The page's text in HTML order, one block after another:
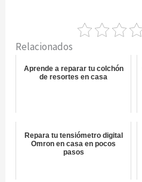
Relacionados
Aprende a reparar tu colchón
de resortes en casa
Repara tu tensiómetro digital
Omron en casa en pocos
pasos